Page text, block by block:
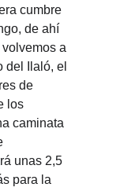
cumbre
de ahí
a
del Ilaló, el
de
los
caminata
unas 2,5
para la